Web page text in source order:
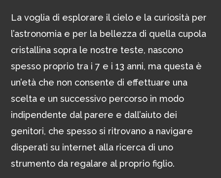
La voglia di esplorare il cielo e la curiosità per
l’astronomia e per la bellezza di quella cupola
cristallina sopra le nostre teste, nascono
spesso proprio tra i 7 e i 13 anni, ma questa è
un’età che non consente di effettuare una
scelta e un successivo percorso in modo
indipendente dal parere e dall’aiuto dei
genitori, che spesso si ritrovano a navigare
disperati su internet alla ricerca di uno
strumento da regalare al proprio figlio.